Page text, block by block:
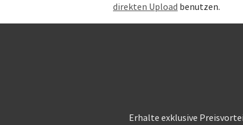
direkten Upload benutzen.
Erhalte exklusive